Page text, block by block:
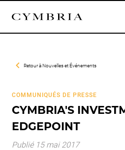
Retour àNouvelles et Événements
COMMUNIQUÉS DE PRESSE
CYMBRIA'S
EDGEPOINT
Publié 15 mai 2017